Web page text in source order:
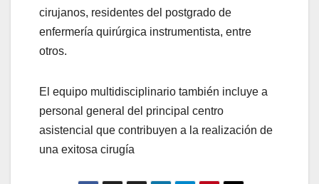
cirujanos, residentes del postgrado de
enfermería quirúrgica instrumentista, entre
otros.
El equipo multidisciplinario también incluye a
personal general del principal centro
asistencial que contribuyen a la realización de
una exitosa cirugía